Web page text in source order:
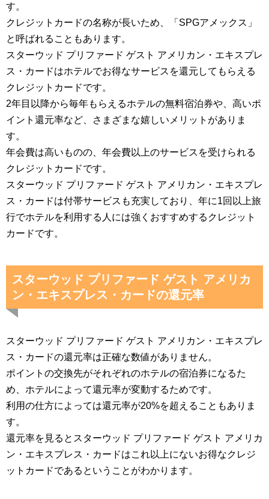
す。
クレジットカードの名称が長いため、「SPGアメックス」
と呼ばれることもあります。
スターウッド プリファード ゲスト アメリカン・エキスプレ
ス・カードはホテルでお得なサービスを還元してもらえる
クレジットカードです。
2年目以降から毎年もらえるホテルの無料宿泊券や、高いポ
イント還元率など、さまざまな嬉しいメリットがありま
す。
年会費は高いものの、年会費以上のサービスを受けられる
クレジットカードです。
スターウッド プリファード ゲスト アメリカン・エキスプレ
ス・カードは付帯サービスも充実しており、年に1回以上旅
行でホテルを利用する人には強くおすすめするクレジット
カードです。
スターウッド プリファード ゲスト アメリカ
ン・エキスプレス・カードの還元率
スターウッド プリファード ゲスト アメリカン・エキスプレ
ス・カードの還元率は正確な数値がありません。
ポイントの交換先がそれぞれのホテルの宿泊券になるた
め、ホテルによって還元率が変動するためです。
利用の仕方によっては還元率が20%を超えることもありま
す。
還元率を見るとスターウッド プリファード ゲスト アメリカ
ン・エキスプレス・カードはこれ以上にないお得なクレジ
ットカードであるということがわかります。